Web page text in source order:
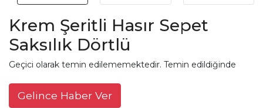
Krem Şeritli Hasır Sepet
Saksılık Dörtlü
Geçici olarak temin edilememektedir. Temin edildiğinde
Gelince Haber Ver